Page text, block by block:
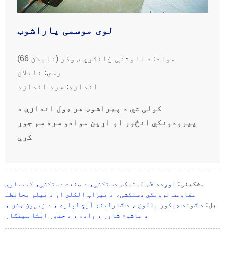
لوی موسمی پاراشوټ
مواد: د الوتنې ځانګړي ټوکر (نایلان 66)
رسۍ: نایلان
اندازه: هره اندازه
کولی شي د پیراشوټ هر ډول اندازې د
پیرودونکي انځور او اړین موادو سره سم جوړ
کړي
مخکینی: اوږده لاس لیٹیکس دستکشې، د صنعت دستکشې، کیمیاوي
مقاومت لرونکي دستکشې، د تیزاب الکلي او د تیلو محافظت
بل: د ګوند ډیکور بالون ، د ګارلینډ آرچ لپاره ، د زیږون جشن ،
د ماشوم شاور ، واده ، د جنډر افشا سینګار